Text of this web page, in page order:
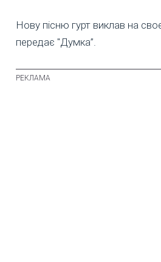
Нову пісню гурт виклав на
передає "Думка”.